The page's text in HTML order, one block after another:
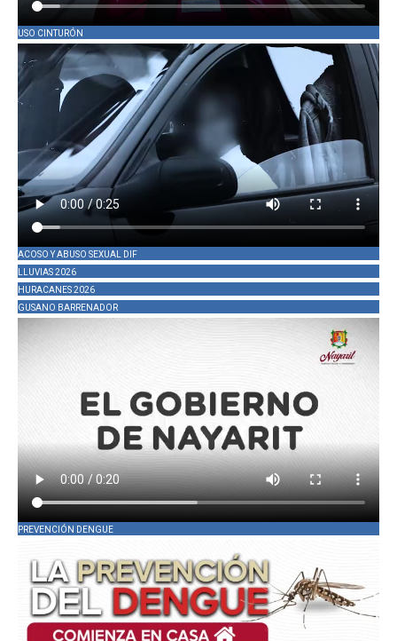
USO CINTURÓN
ACOSO Y ABUSO SEXUAL DIF
LLUVIAS 2026
HURACANES 2026
GUSANO BARRENADOR
PREVENCIÓN DENGUE